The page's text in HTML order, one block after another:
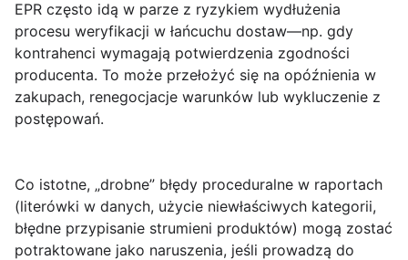
EPR często idą w parze z ryzykiem wydłużenia
procesu weryfikacji w łańcuchu dostaw—np. gdy
kontrahenci wymagają potwierdzenia zgodności
producenta. To może przełożyć się na opóźnienia w
zakupach, renegocjacje warunków lub wykluczenie z
postępowań.
Co istotne, „drobne” błędy proceduralne w raportach
(literówki w danych, użycie niewłaściwych kategorii,
błędne przypisanie strumieni produktów) mogą zostać
potraktowane jako naruszenia, jeśli prowadzą do